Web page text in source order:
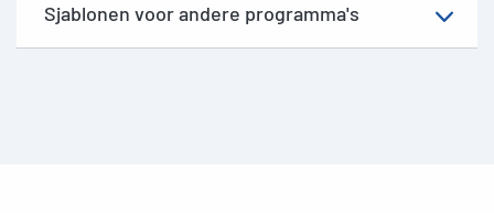
Sjablonen voor andere programma's